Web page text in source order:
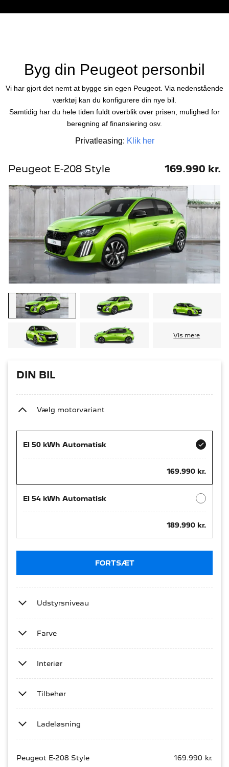
Byg din Peugeot personbil
Vi har gjort det nemt at bygge sin egen Peugeot. Via nedenstående
værktøj kan du konfigurere din nye bil.
Samtidig har du hele tiden fuldt overblik over prisen, mulighed for
beregning af finansiering osv.
Privatleasing: Klik her